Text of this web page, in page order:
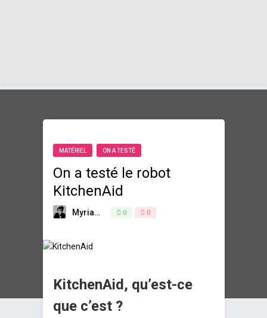
MATÉRIEL ON A TESTÉ
On a testé le robot
KitchenAid
Myriam 25 février 2016
0 0
KitchenAid, qu’est-ce
que c’est ?